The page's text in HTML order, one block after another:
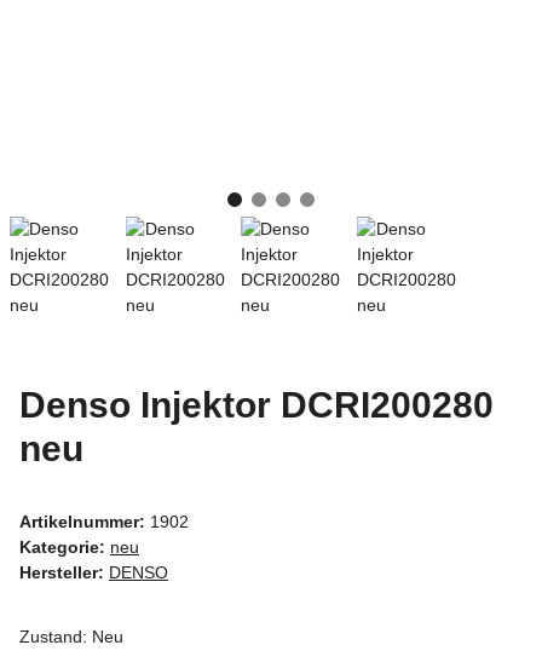
Denso Injektor DCRI200280
neu
Artikelnummer: 1902
Kategorie: neu
Hersteller: DENSO
Zustand: Neu